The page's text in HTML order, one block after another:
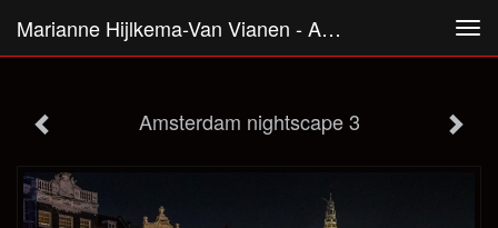
Marianne Hijlkema-Van Vianen - Amsterdam Nightscape 3
Amsterdam nightscape 3